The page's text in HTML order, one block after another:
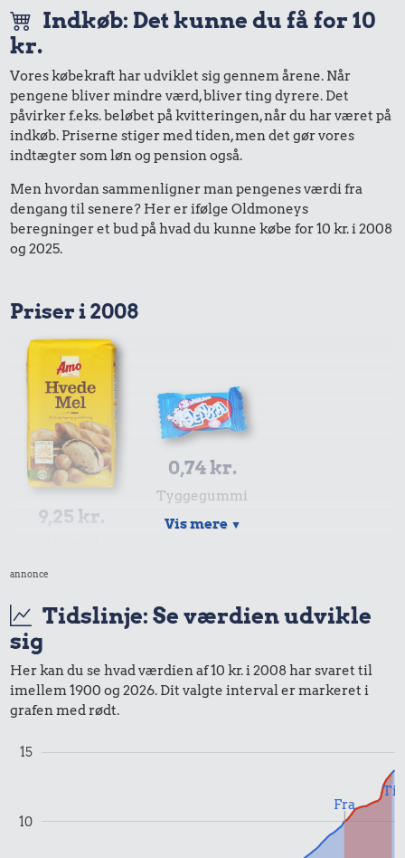
Indkøb: Det kunne du få for 10
kr.
Vores købekraft har udviklet sig gennem årene. Når
pengene bliver mindre værd, bliver ting dyrere. Det
påvirker f.eks. beløbet på kvitteringen, når du har været på
indkøb. Priserne stiger med tiden, men det gør vores
indtægter som løn og pension også.
Men hvordan sammenligner man pengenes værdi fra
dengang til senere? Her er ifølge Oldmoneys
beregninger et bud på hvad du kunne købe for 10 kr. i 2008
og 2025.
Priser i 2008
9,25 kr.
0,74 kr.
Tyggegummi
9,99 kr.
Priser i 2025
1,00 kr.
Vis mere ▼
annonce
Tidslinje: Se værdien udvikle
sig
Her kan du se hvad værdien af 10 kr. i 2008 har svaret til
imellem 1900 og 2026. Dit valgte interval er markeret i
grafen med rødt.
10
15
Fra
Til